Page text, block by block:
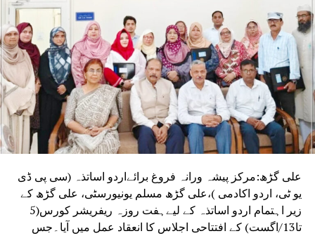
علی گڑھ:مرکز پیشہ ورانہ فروغ برائےاردو اساتذہ (سی پی ڈی
یو ٹی، اردو اکادمی )،علی گڑھ مسلم یونیورسٹی، علی گڑھ کے
زیر اہتمام اردو اساتذہ کے لیےہفت روزہ ریفریشر کورس(5
تا13/اگست) کے افتتاحی اجلاس کا انعقاد عمل میں آیا۔جس